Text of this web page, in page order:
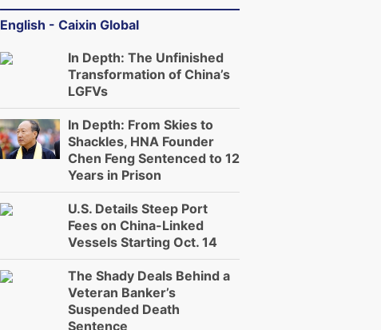
English - Caixin Global
In Depth: The Unfinished
Transformation of China’s
LGFVs
In Depth: From Skies to
Shackles, HNA Founder
Chen Feng Sentenced to 12
Years in Prison
U.S. Details Steep Port
Fees on China-Linked
Vessels Starting Oct. 14
The Shady Deals Behind a
Veteran Banker’s
Suspended Death
Sentence